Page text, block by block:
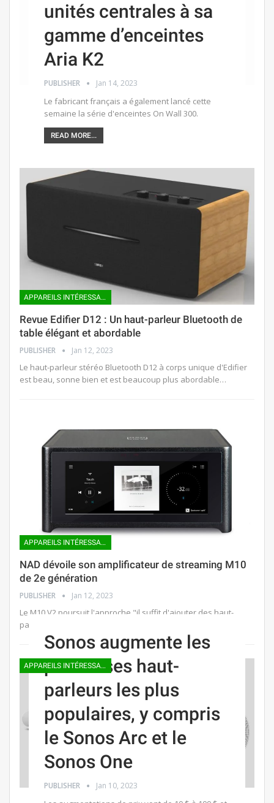
unités centrales à sa
gamme d’enceintes
Aria K2
PUBLISHER Jan 14, 2023
Le fabricant français a également lancé cette
semaine la série d'enceintes On Wall 300.
READ MORE...
APPAREILS INTÉRESSANTS
Revue Edifier D12 : Un haut-parleur Bluetooth de
table élégant et abordable
PUBLISHER Jan 12, 2023
Le haut-parleur stéréo Bluetooth D12 à corps unique d'Edifier
est beau, sonne bien et est beaucoup plus abordable…
APPAREILS INTÉRESSANTS
NAD dévoile son amplificateur de streaming M10
de 2e génération
PUBLISHER Jan 12, 2023
Le M10 V2 poursuit l'approche "il suffit d'ajouter des haut-
parleurs" de NAD avec de nouvelles fonctionnalités.
APPAREILS INTÉRESSANTS
Sonos augmente les
prix de ses haut-
parleurs les plus
populaires, y compris
le Sonos Arc et le
Sonos One
PUBLISHER Jan 10, 2023